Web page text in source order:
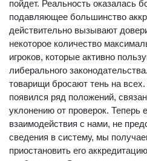
пойдет. Реальность оказалась
подавляющее большинство
действительно вызывают
некоторое количество
игроков, которые активно
либерального
товарищи бросают тень на
появился ряд положений,
уклонению от проверок. Теперь
взаимодействия с нами, не
сведения в систему, мы
приостановить его